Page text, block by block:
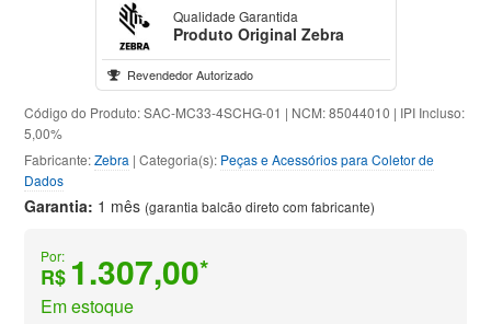
Qualidade Garantida
Produto Original Zebra
Revendedor Autorizado
Código do Produto: SAC-MC33-4SCHG-01 | NCM: 85044010 | IPI Incluso:
5,00%
Fabricante:Zebra | Categoria(s): Peças e Acessórios para Coletor de
Dados
Garantia: 1 mês (garantia balcão direto com fabricante)
Por:
R$ 1.307,00*
Em estoque